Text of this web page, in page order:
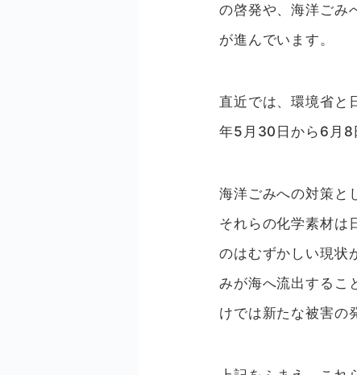
の啓発や、海洋ごみ
が進んでいます。
直近では、環境省と
年5月30日から6月8
海洋ごみへの対策と
それらの化学素材は
のはむずかしい現状
みが海へ流出するこ
けでは新たな被害の